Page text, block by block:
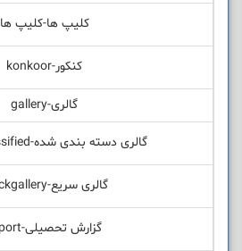
کلیپ ها-کلیپ ها
کنکور-konkoor
گالری-gallery
گالری دسته بندی شده-galleryclassified
گالری سریع-quickgallery
گزارش تحصیلی-report